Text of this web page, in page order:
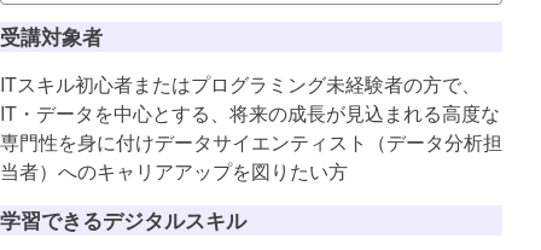
受講対象者
ITスキル初心者またはプログラミング未経験者の方で、
IT・データを中心とする、将来の成長が見込まれる高度な
専門性を身に付けデータサイエンティスト（データ分析担
当者）へのキャリアアップを図りたい方
学習できるデジタルスキル